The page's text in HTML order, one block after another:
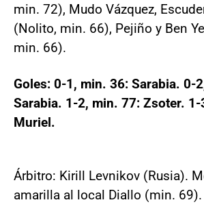
min. 72), Mudo Vázquez,
(Nolito, min. 66), Pejiño y Ben
min. 66).
Goles: 0-1, min. 36: Sarabia. 0-
Sarabia. 1-2, min. 77: Zsoter.
Muriel.
Árbitro: Kirill Levnikov (Rusia).
amarilla al local Diallo (min. 69).